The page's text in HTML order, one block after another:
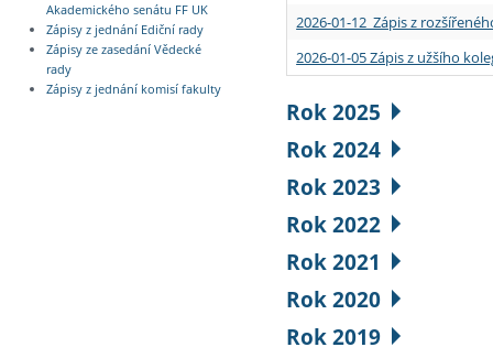
Akademického senátu FF UK
Zápisy z jednání Ediční rady
Zápisy ze zasedání Vědecké
rady
Zápisy z jednání komisí fakulty
2026-01-12 Zápis z
2026-01-05 Zápis z užšího
Rok 2025
Rok 2024
Rok 2023
Rok 2022
Rok 2021
Rok 2020
Rok 2019